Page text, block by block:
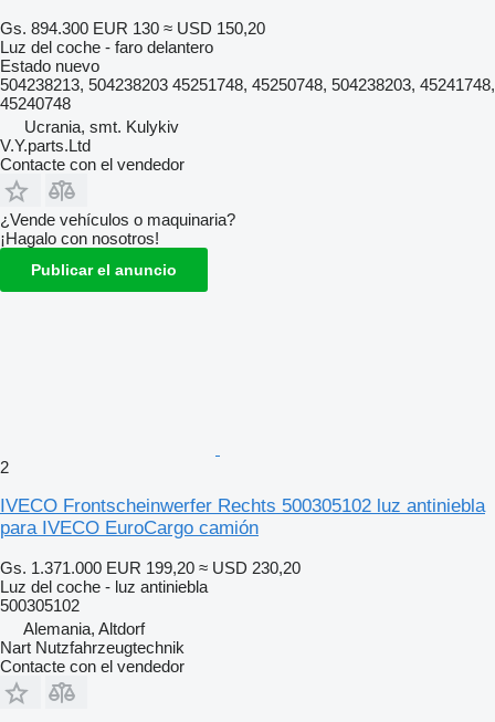
Gs. 894.300 EUR 130 ≈ USD 150,20
Luz del coche - faro delantero
Estado nuevo
504238213, 504238203 45251748, 45250748, 504238203, 45241748,
45240748
Ucrania, smt. Kulykiv
V.Y.parts.Ltd
Contacte con el vendedor
¿Vende vehículos o maquinaria?
¡Hagalo con nosotros!
Publicar el anuncio
2
IVECO Frontscheinwerfer Rechts 500305102 luz antiniebla
para IVECO EuroCargo camión
Gs. 1.371.000 EUR 199,20 ≈ USD 230,20
Luz del coche - luz antiniebla
500305102
Alemania, Altdorf
Nart Nutzfahrzeugtechnik
Contacte con el vendedor